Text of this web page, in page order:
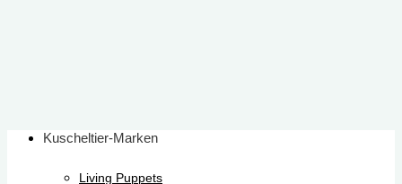
Kuscheltier-Marken
Living Puppets